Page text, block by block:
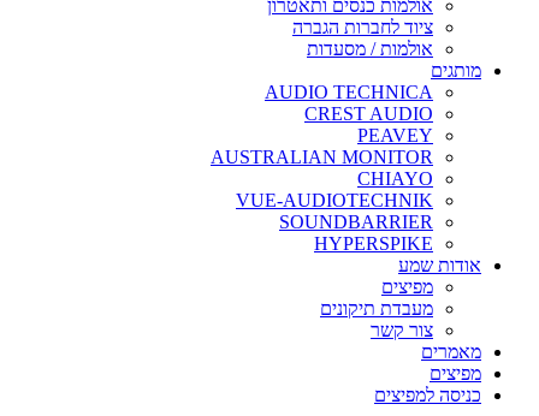
אולמות כנסים ותאטרון
ציוד לחברות הגברה
אולמות / מסעדות
מותגים
AUDIO TECHNICA
CREST AUDIO
PEAVEY
AUSTRALIAN MONITOR
CHIAYO
VUE-AUDIOTECHNIK
SOUNDBARRIER
HYPERSPIKE
אודות שמע
מפיצים
מעבדת תיקונים
צור קשר
מאמרים
מפיצים
כניסה למפיצים